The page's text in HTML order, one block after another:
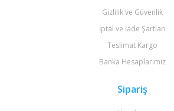
Gizlilik ve Güvenlik
İptal ve İade Şartları
Teslimat Kargo
Banka Hesaplarımız
Sipariş